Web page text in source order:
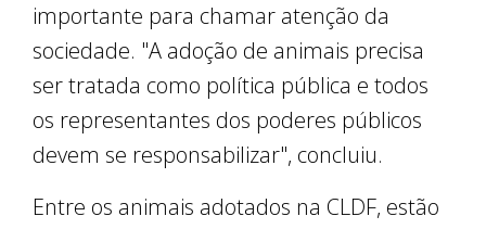
importante para chamar atenção da
sociedade. "A adoção de animais precisa
ser tratada como política pública e todos
os representantes dos poderes públicos
devem se responsabilizar", concluiu.
Entre os animais adotados na CLDF, estão